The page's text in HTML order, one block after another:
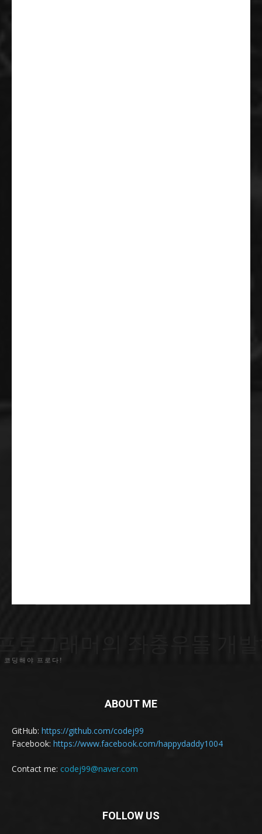
코딩해야 프로다!
ABOUT ME
GitHub: https://github.com/codej99
Facebook: https://www.facebook.com/happydaddy1004
Contact me: codej99@naver.com
FOLLOW US